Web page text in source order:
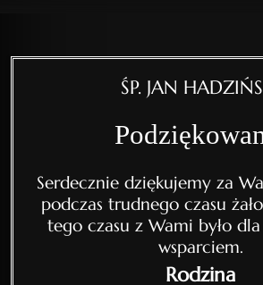
ŚP. JAN
Serdecznie dziękujemy za
podczas trudnego czasu
tego czasu z Wami było
wsparciem.
Rodzina